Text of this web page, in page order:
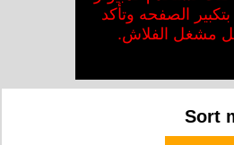
الصفحه وتأكد
مشغل الفلاش.
Sort